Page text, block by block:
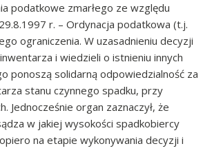
podatkowe zmarłego ze względu
r. – Ordynacja podatkowa (t.j.
ograniczenia. W uzasadnieniu decyzji
i wiedzieli o istnieniu innych
ponoszą solidarną odpowiedzialność za
stanu czynnego spadku, przy
Jednocześnie organ zaznaczył, że
w jakiej wysokości spadkobiercy
na etapie wykonywania decyzji i